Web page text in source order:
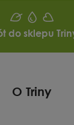
do sklepu
O Triny